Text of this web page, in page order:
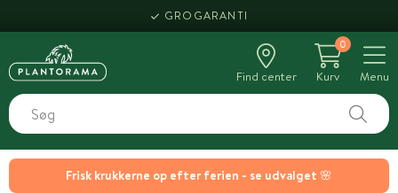
GROGARANTI
Find center
0
Kurv
Menu
Frisk krukkerne op efter ferien - se udvalget 🌸